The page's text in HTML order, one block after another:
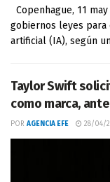
Copenhague, 11
gobiernos leyes
artificial (IA), según
Taylor Swift
como marca,
POR AGENCIA EFE 28/04/